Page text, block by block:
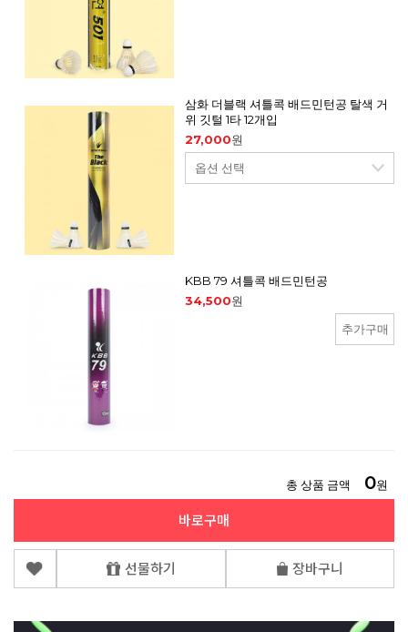
삼화 더블랙 셔틀콕 배드민턴공 탈색 거
위 깃털 1타 12개입
27,000원
KBB 79 셔틀콕 배드민턴공
34,500원
추가구매
총 상품 금액 0원
바로구매
선물하기 장바구니